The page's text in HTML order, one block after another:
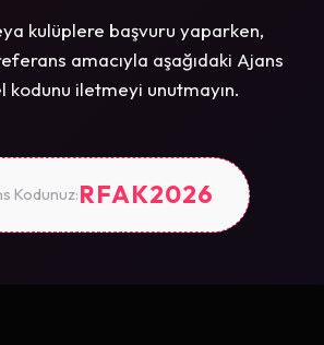
kulüplere başvuru yaparken,
amacıyla aşağıdaki Ajans
kodunu iletmeyi unutmayın.
Kodunuz:RFAK2026